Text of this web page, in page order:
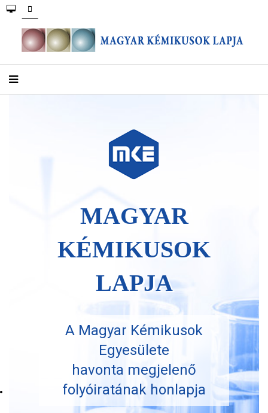
MAGYAR
KÉMIKUSOK
LAPJA
A Magyar Kémikusok
Egyesülete
havonta megjelenő
folyóiratának honlapja